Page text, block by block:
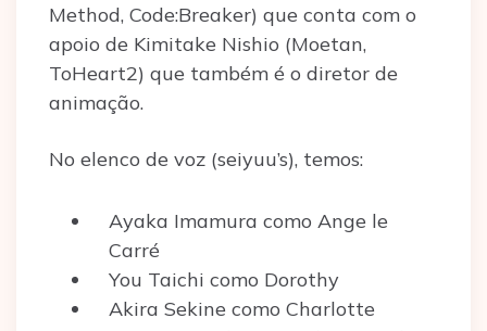
Method, Code:Breaker) que conta com o
apoio de Kimitake Nishio (Moetan,
ToHeart2) que também é o diretor de
animação.
No elenco de voz (seiyuu’s), temos:
Ayaka Imamura como Ange le
Carré
You Taichi como Dorothy
Akira Sekine como Charlotte